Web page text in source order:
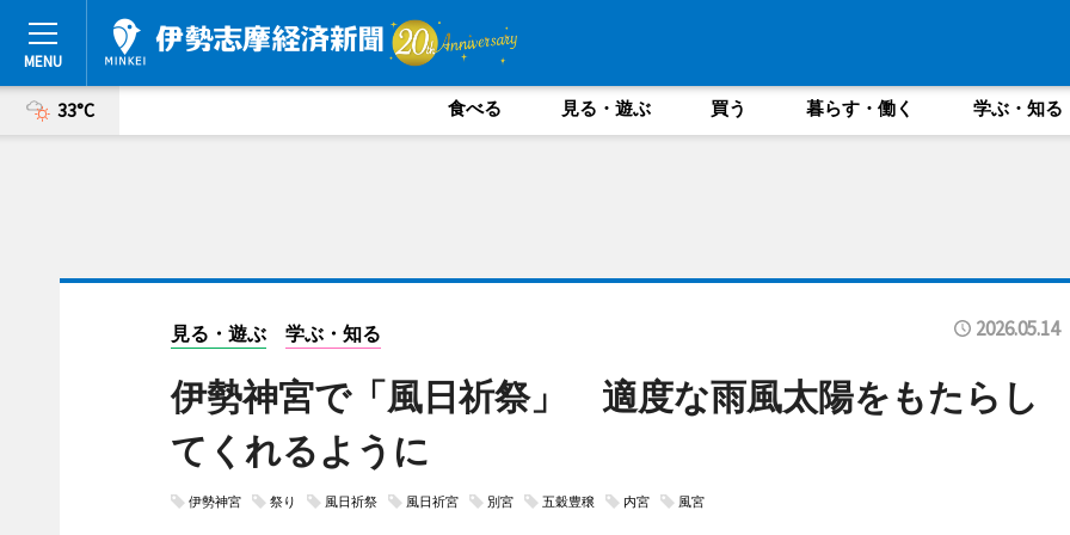
33°C 食べる 見る・遊ぶ 買う 暮らす・働く 学ぶ・知る
見る・遊ぶ 学ぶ・知る 2026.05.14
伊勢神宮で「風日祈祭」 適度な雨風太陽をもたらし
てくれるように
伊勢神宮 祭り 風日祈祭 風日祈宮 別宮 五穀豊穣 内宮 風宮